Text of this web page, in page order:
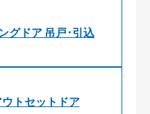
グドア 吊戸･引込
トセットドア